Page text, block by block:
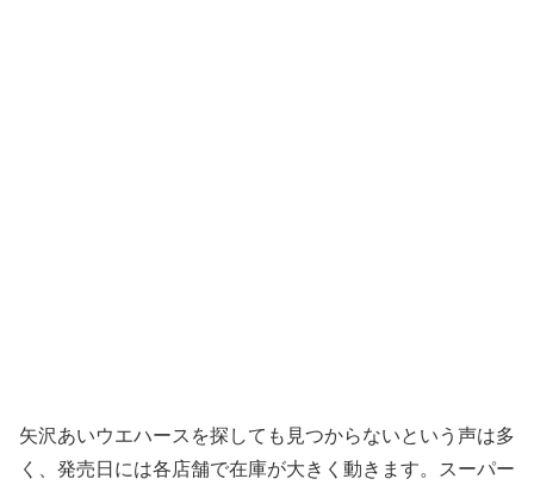
矢沢あいウエハースを探しても見つからないという声は多
く、発売日には各店舗で在庫が大きく動きます。スーパー